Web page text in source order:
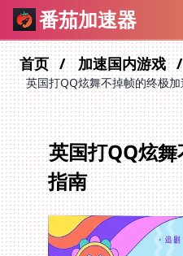
番茄加速器
首页 加速国内游戏
英国打QQ炫舞不掉帧的终极
英国打QQ炫
指南